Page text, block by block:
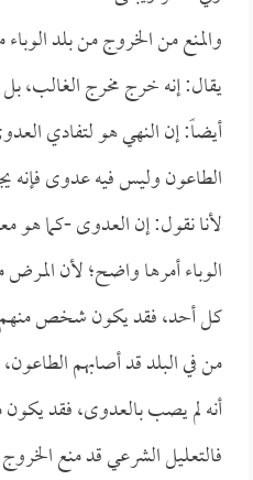
والمنع من الخروج من بلد الوباء
يقال: إنه خرج مخرج الغالب،
أيضاً: إن النهي هو لتفادي
الطاعون وليس فيه عدوى فإنه
لأنا نقول: إن العدوى -كما هو
الوباء أمرها واضح؛ لأن
كل أحد، فقد يكون شخص
من في البلد قد أصابهم
أنه لم يصب بالعدوى، فقد
فالتعليل الشرعي قد منع الخروج